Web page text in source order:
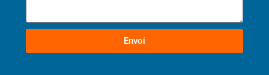
Envoi